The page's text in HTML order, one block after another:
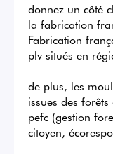
donnez un côté
la fabrication
Fabrication
plv situés en
de plus, les
issues des
pefc (gestion
citoyen,